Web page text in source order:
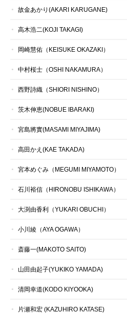
故金あかり(AKARI KARUGANE)
高木浩二(KOJI TAKAGI)
岡崎慧佑（KEISUKE OKAZAKI）
中村桜士（OSHI NAKAMURA）
西野詩織（SHIORI NISHINO）
茨木伸恵(NOBUE IBARAKI)
宮島將實(MASAMI MIYAJIMA)
高田かえ(KAE TAKADA)
宮本めぐみ（MEGUMI MIYAMOTO）
石川裕信（HIRONOBU ISHIKAWA）
大渕由香利（YUKARI OBUCHI）
小川綾（AYA OGAWA）
斎藤一(MAKOTO SAITO)
山田由起子(YUKIKO YAMADA)
清岡幸道(KODO KIYOOKA)
片瀬和宏 (KAZUHIRO KATASE)